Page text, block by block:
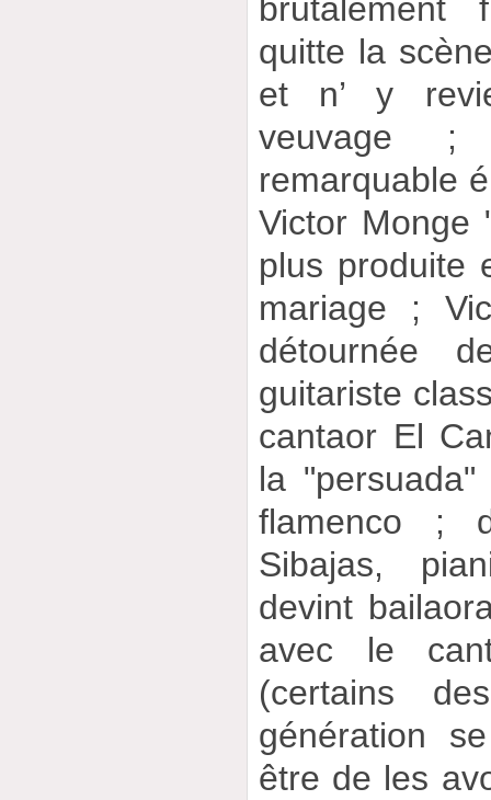
quitte la
et n’ y
veuvage ;
remarquable
Victor Monge
plus produite
mariage ;
détournée
guitariste
cantaor El
la
flamenco ;
Sibajas,
devint
avec le
(certains
génération
être de les